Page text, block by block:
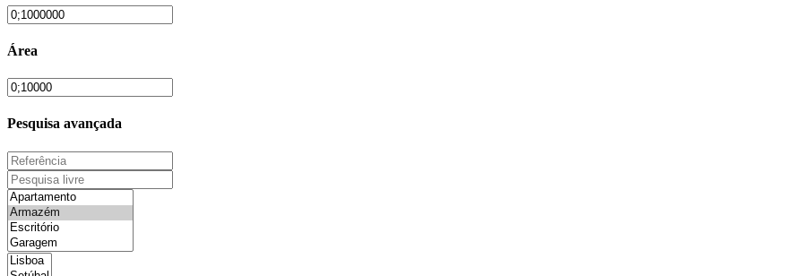
Área
Pesquisa avançada